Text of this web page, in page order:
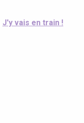
J'y vais en train !